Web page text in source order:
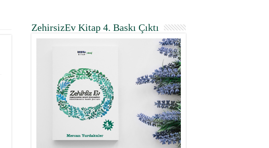
ZehirsizEv Kitap 4. Baskı Çıktı